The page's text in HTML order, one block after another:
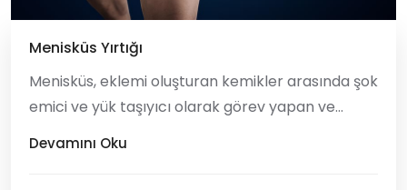
Menisküs Yırtığı
Menisküs, eklemi oluşturan kemikler arasında şok
emici ve yük taşıyıcı olarak görev yapan ve
eklem kıkırdaklarını aşırı yüklerden koruyan “C”
Devamını Oku